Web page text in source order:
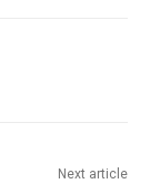
Next article